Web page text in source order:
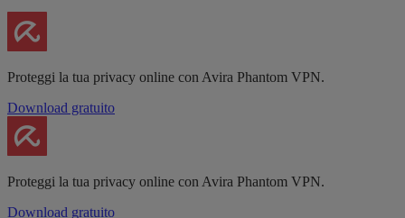
Proteggi la tua privacy online con Avira Phantom VPN.
Download gratuito
Proteggi la tua privacy online con Avira Phantom VPN.
Download gratuito